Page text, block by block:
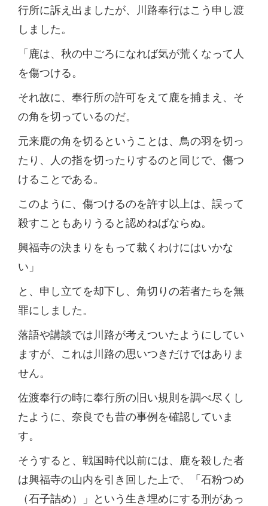
行所に訴え出ましたが、川路奉行はこう申し渡
しました。
「鹿は、秋の中ごろになれば気が荒くなって人
を傷つける。
それ故に、奉行所の許可をえて鹿を捕まえ、そ
の角を切っているのだ。
元来鹿の角を切るということは、鳥の羽を切っ
たり、人の指を切ったりするのと同じで、傷つ
けることである。
このように、傷つけるのを許す以上は、誤って
殺すこともありうると認めねばならぬ。
興福寺の決まりをもって裁くわけにはいかな
い」
と、申し立てを却下し、角切りの若者たちを無
罪にしました。
落語や講談では川路が考えついたようにしてい
ますが、これは川路の思いつきだけではありま
せん。
佐渡奉行の時に奉行所の旧い規則を調べ尽くし
たように、奈良でも昔の事例を確認していま
す。
そうすると、戦国時代以前には、鹿を殺した者
は興福寺の山内を引き回した上で、「石粉つめ
（石子詰め）」という生き埋めにする刑があっ